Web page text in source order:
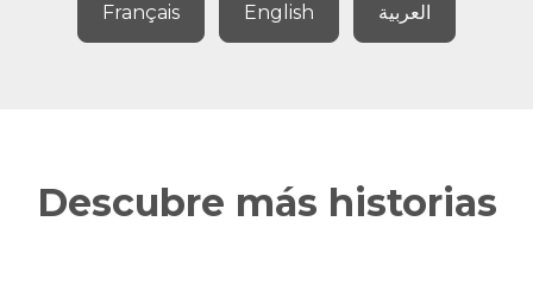
Français English العربية
Descubre más historias